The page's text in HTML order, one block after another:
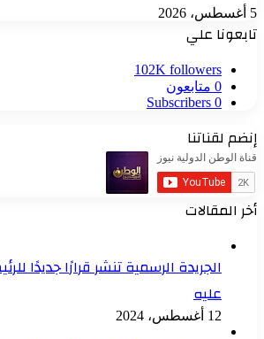
5 أغسطس، 2026
تابعونا علي
102K followers
0 متابعون
0
Subscribers
إنضم لقناتنا
أخر المقالات
الجريدة الرسمية تنشر قرارًا جديدًا
عليه
12 أغسطس، 2024